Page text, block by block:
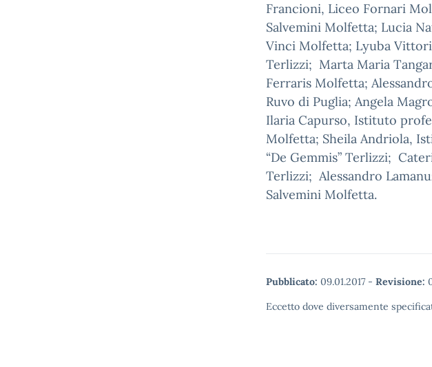
Francioni, Liceo Fornari
Salvemini Molfetta; Lucia
Vinci Molfetta; Lyuba
Terlizzi; Marta Maria
Ferraris Molfetta;
Ruvo di Puglia; Angela
Ilaria Capurso, Istituto
Molfetta; Sheila Andriola,
“De Gemmis” Terlizzi;
Terlizzi; Alessandro
Salvemini Molfetta.
Pubblicato: 09.01.2017 - Revisione:
Eccetto dove diversamente